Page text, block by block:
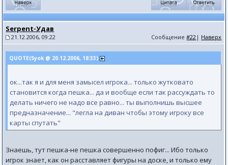
Serpent-Удав
21.12.2006, 09:22 Сообщение#22 | Наверх
QUOTE(Syok @ 20.12.2006, 18:33)
ок...так я и для меня замысел игрока... только жутковато
становится когда пешка... да и вообще если так рассуждать то
делать ничего не надо все равно... ты выполнишь высшее
предназначение... "легла на диван чтобы этому игроку все
карты спутать"
Знаешь, тут пешка-не пешка совершенно пофиг... Ибо только
игрок знает, как он расставляет фигуры на доске, и только ему